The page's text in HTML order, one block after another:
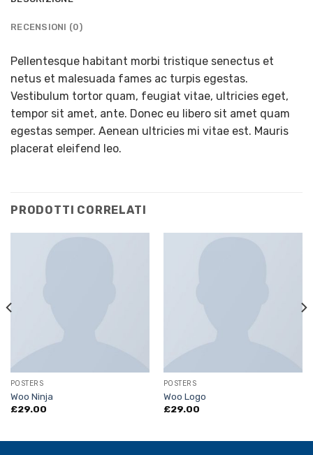
RECENSIONI (0)
Pellentesque habitant morbi tristique senectus et
netus et malesuada fames ac turpis egestas.
Vestibulum tortor quam, feugiat vitae, ultricies eget,
tempor sit amet, ante. Donec eu libero sit amet quam
egestas semper. Aenean ultricies mi vitae est. Mauris
placerat eleifend leo.
PRODOTTI CORRELATI
POSTERS
Woo Ninja
£29.00
POSTERS
Woo Logo
£29.00